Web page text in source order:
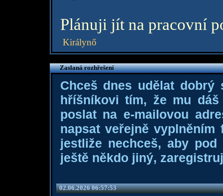
Plánuji jít na pracovní
Királynő
Zaslaná rozhřešení
Chceš dnes udělat dobrý
hříšníkovi tím, že mu
poslat na e-mailovou
napsat veřejně
jestliže nechceš, aby
ještě někdo jiný,
02.06.2026 06:57:53